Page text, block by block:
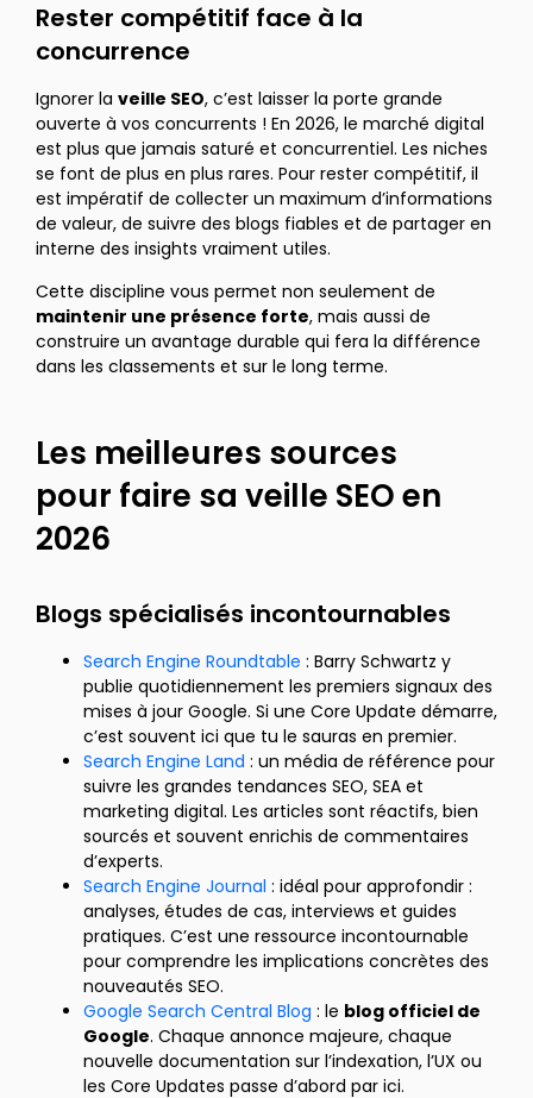
Rester compétitif face à la
concurrence
Ignorer la veille SEO, c’est laisser la porte grande
ouverte à vos concurrents ! En 2026, le marché digital
est plus que jamais saturé et concurrentiel. Les niches
se font de plus en plus rares. Pour rester compétitif, il
est impératif de collecter un maximum d’informations
de valeur, de suivre des blogs fiables et de partager en
interne des insights vraiment utiles.
Cette discipline vous permet non seulement de
maintenir une présence forte, mais aussi de
construire un avantage durable qui fera la différence
dans les classements et sur le long terme.
Les meilleures sources
pour faire sa veille SEO en
2026
Blogs spécialisés incontournables
Search Engine Roundtable : Barry Schwartz y
publie quotidiennement les premiers signaux des
mises à jour Google. Si une Core Update démarre,
c’est souvent ici que tu le sauras en premier.
Search Engine Land : un média de référence pour
suivre les grandes tendances SEO, SEA et
marketing digital. Les articles sont réactifs, bien
sourcés et souvent enrichis de commentaires
d’experts.
Search Engine Journal : idéal pour approfondir :
analyses, études de cas, interviews et guides
pratiques. C’est une ressource incontournable
pour comprendre les implications concrètes des
nouveautés SEO.
Google Search Central Blog : le blog officiel de
Google. Chaque annonce majeure, chaque
nouvelle documentation sur l’indexation, l’UX ou
les Core Updates passe d’abord par ici.